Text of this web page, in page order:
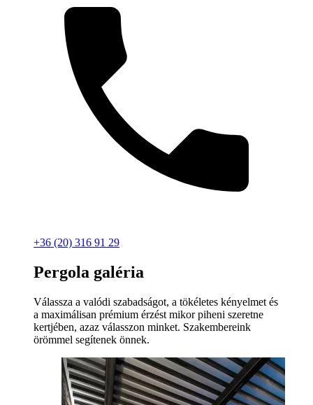
+36 (20) 316 91 29
Pergola galéria
Válassza a valódi szabadságot, a tökéletes kényelmet és
a maximálisan prémium érzést mikor piheni szeretne
kertjében, azaz válasszon minket. Szakembereink
örömmel segítenek önnek.